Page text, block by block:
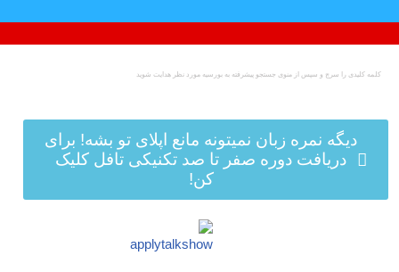
پرش
به
دیگه نمره زبان نمیتونه مانع اپلای تو بشه! برای
دریافت دوره صفر تا صد تکنیکی تافل کلیک
کن!